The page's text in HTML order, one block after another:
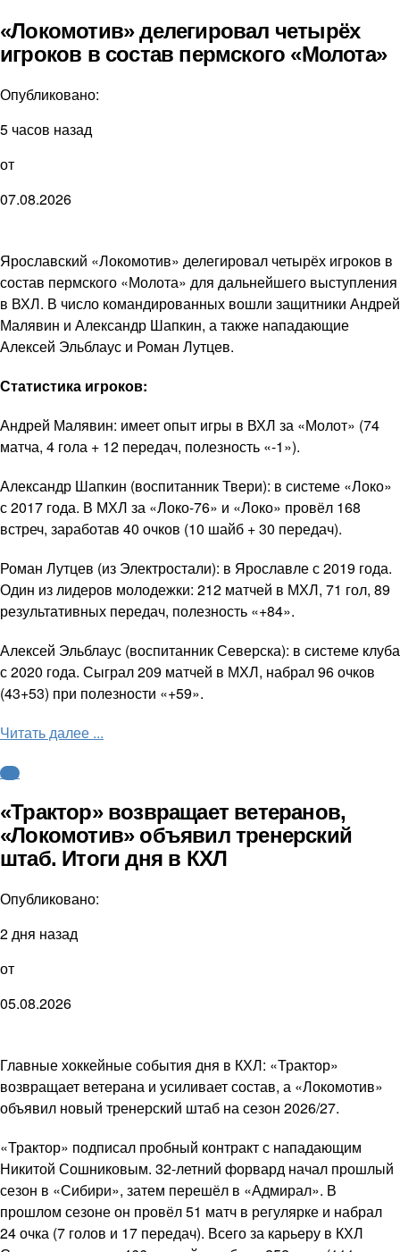
«Локомотив» делегировал четырёх
игроков в состав пермского «Молота»
Опубликовано:
5 часов назад
от
07.08.2026
Ярославский «Локомотив» делегировал четырёх игроков в
состав пермского «Молота» для дальнейшего выступления
в ВХЛ. В число командированных вошли защитники Андрей
Малявин и Александр Шапкин, а также нападающие
Алексей Эльблаус и Роман Лутцев.
Статистика игроков:
Андрей Малявин: имеет опыт игры в ВХЛ за «Молот» (74
матча, 4 гола + 12 передач, полезность «-1»).
Александр Шапкин (воспитанник Твери): в системе «Локо»
с 2017 года. В МХЛ за «Локо-76» и «Локо» провёл 168
встреч, заработав 40 очков (10 шайб + 30 передач).
Роман Лутцев (из Электростали): в Ярославле с 2019 года.
Один из лидеров молодежки: 212 матчей в МХЛ, 71 гол, 89
результативных передач, полезность «+84».
Алексей Эльблаус (воспитанник Северска): в системе клуба
с 2020 года. Сыграл 209 матчей в МХЛ, набрал 96 очков
(43+53) при полезности «+59».
Читать далее ...
КХЛ
«Трактор» возвращает ветеранов,
«Локомотив» объявил тренерский
штаб. Итоги дня в КХЛ
Опубликовано:
2 дня назад
от
05.08.2026
Главные хоккейные события дня в КХЛ: «Трактор»
возвращает ветерана и усиливает состав, а «Локомотив»
объявил новый тренерский штаб на сезон 2026/27.
«Трактор» подписал пробный контракт с нападающим
Никитой Сошниковым. 32-летний форвард начал прошлый
сезон в «Сибири», затем перешёл в «Адмирал». В
прошлом сезоне он провёл 51 матч в регулярке и набрал
24 очка (7 голов и 17 передач). Всего за карьеру в КХЛ